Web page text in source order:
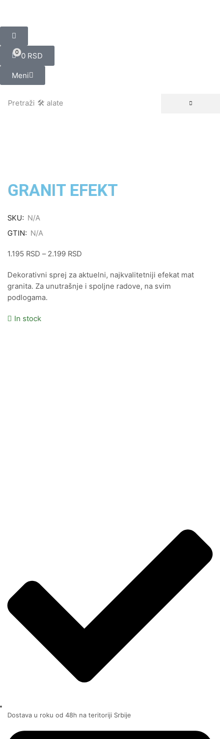
0 0 RSD
Meni
Pretraži 🛠️ alate
GRANIT EFEKT
SKU: N/A
GTIN: N/A
1.195 RSD – 2.199 RSD
Dekorativni sprej za aktuelni, najkvalitetniji efekat mat
granita. Za unutrašnje i spoljne radove, na svim
podlogama.
In stock
Dostava u roku od 48h na teritoriji Srbije